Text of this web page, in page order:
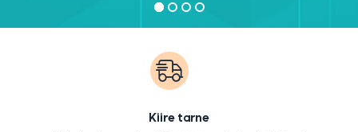
Kiire tarne